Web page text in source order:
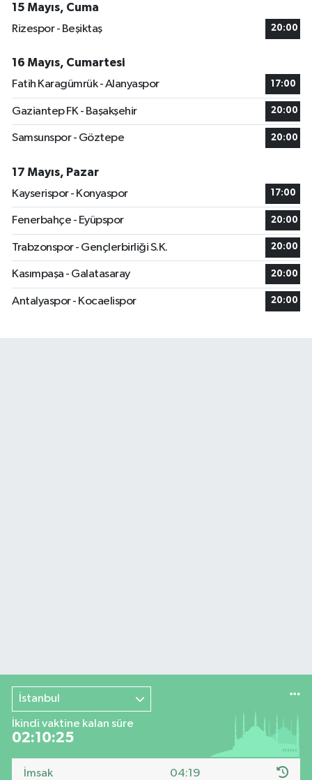
15 Mayıs, Cuma
Rizespor - Beşiktaş
20:00
16 Mayıs, Cumartesi
Fatih Karagümrük - Alanyaspor
17:00
Gaziantep FK - Başakşehir 20:00
Samsunspor - Göztepe 20:00
17 Mayıs, Pazar
Kayserispor - Konyaspor
17:00
Fenerbahçe - Eyüpspor 20:00
Trabzonspor - Gençlerbirliği S.K. 20:00
Kasımpaşa - Galatasaray 20:00
Antalyaspor - Kocaelispor 20:00
İstanbul
İkindi vaktine kalan süre
02:10:24
İmsak 04:19